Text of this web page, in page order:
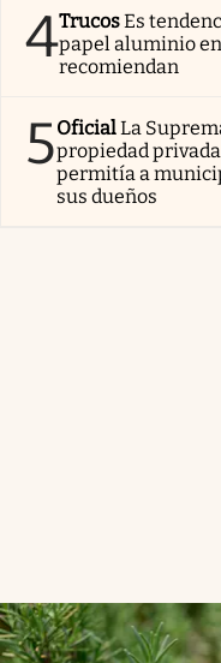
4TrucosEs
papel aluminio
recomiendan
5OficialLa
propiedad
permitía a
sus dueños